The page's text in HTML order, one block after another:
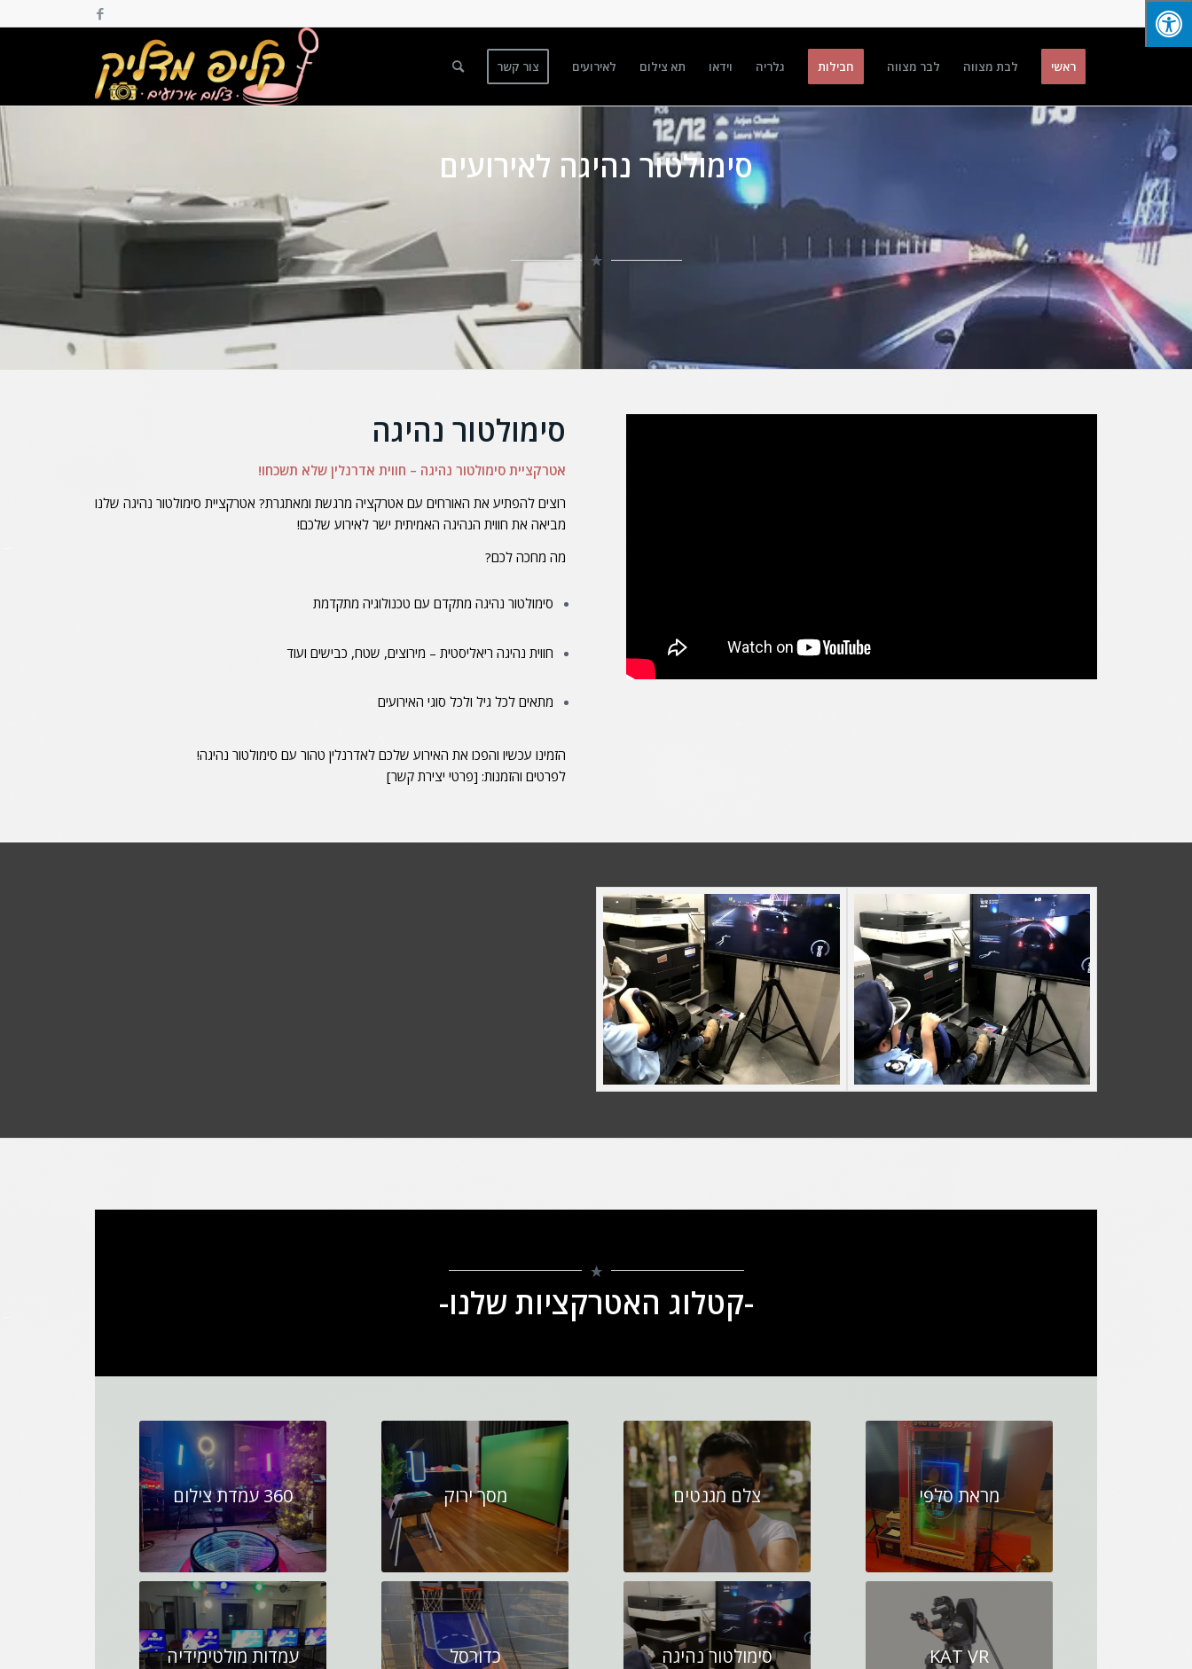
ראשי לבת מצווה לבר מצווה חבילות גלריה וידאו תא צילום לאירועים צור קשר
סימולטור נהיגה לאירועים
סימולטור נהיגה
אטרקציית סימולטור נהיגה – חווית אדרנלין שלא תשכחו!
רוצים להפתיע את האורחים עם אטרקציה מרגשת ומאתגרת? אטרקציית סימולטור נהיגה שלנו
מביאה את חווית הנהיגה האמיתית ישר לאירוע שלכם!
מה מחכה לכם?
סימולטור נהיגה מתקדם עם טכנולוגיה מתקדמת
חווית נהיגה ריאליסטית – מירוצים, שטח, כבישים ועוד
מתאים לכל גיל ולכל סוגי האירועים
הזמינו עכשיו והפכו את האירוע שלכם לאדרנלין טהור עם סימולטור נהיגה!
לפרטים והזמנות: [פרטי יצירת קשר]
-קטלוג האטרקציות שלנו-
מראת סלפי
KAT VR
צלם מגנטים
סימולטור נהיגה
מסך ירוק
כדורסל
360 עמדת צילום
עמדות מולטימידיה